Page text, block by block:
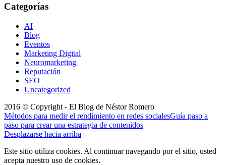
Categorías
AI
Blog
Eventos
Marketing Digital
Neuromarketing
Reputación
SEO
Uncategorized
2016 © Copyright - El Blog de Néstor Romero
Métodos para medir el rendimiento en redes socialesGuía paso a
paso para crear una estrategia de contenidos
Desplazarse hacia arriba
Este sitio utiliza cookies. Al continuar navegando por el sitio, usted
acepta nuestro uso de cookies.